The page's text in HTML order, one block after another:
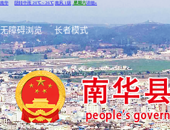
无障碍浏览 长者模式